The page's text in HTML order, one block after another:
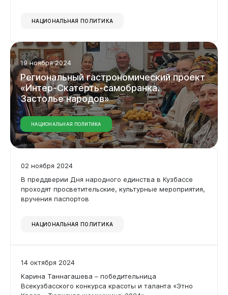
Администрация
Горожанам
Применить фильтр
Сбросить фильтр
НАЦИОНАЛЬНАЯ ПОЛИТИКА
19 ноября 2024
Региональныйгастрономическийпроект
«Интер-Скатерть-самобранка.
Застольенародов»
НАЦИОНАЛЬНАЯ ПОЛИТИКА
02 ноября 2024
В преддверии Дня народного единства в Кузбассе
проходят просветительские, культурные мероприятия,
вручения паспортов
НАЦИОНАЛЬНАЯ ПОЛИТИКА
14 октября 2024
Карина Таннагашева – победительница
Всекузбасского конкурса красоты и таланта «Этно